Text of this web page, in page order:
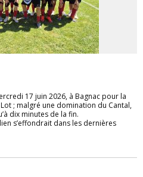
17 juin 2026, à Bagnac pour la
; malgré une domination du Cantal,
dix minutes de la fin.
s’effondrait dans les dernières